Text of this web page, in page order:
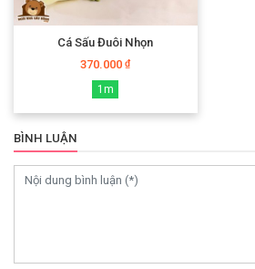
Cá Sấu Đuôi Nhọn
370.000₫
1m
BÌNH LUẬN